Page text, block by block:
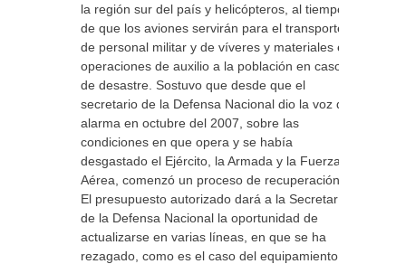
la región sur del país y helicópteros, al tiempo
de que los aviones servirán para el transporte
de personal militar y de víveres y materiales en
operaciones de auxilio a la población en casos
de desastre. Sostuvo que desde que el
secretario de la Defensa Nacional dio la voz de
alarma en octubre del 2007, sobre las
condiciones en que opera y se había
desgastado el Ejército, la Armada y la Fuerza
Aérea, comenzó un proceso de recuperación.
El presupuesto autorizado dará a la Secretaría
de la Defensa Nacional la oportunidad de
actualizarse en varias líneas, en que se ha
rezagado, como es el caso del equipamiento